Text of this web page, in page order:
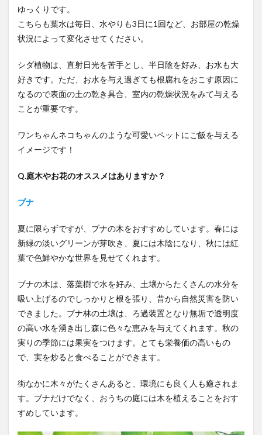
ゆっくりです。
こちらも葉水は毎日、水やりも3日に1回など、お部屋の乾燥
状況によって変化させてください。
シダ植物は、直射日光を苦手とし、半日陰を好み、お水も大
好きです。ただ、お水を与え過ぎても根腐れをおこす原因に
なるので表面の土の乾き具合、室内の乾燥状況をみて与える
ことが重要です。
ワンちゃんネコちゃんのような可愛いペットにご飯を与える
イメージです！
Q.庭木やお花のオススメはありますか？
ブナ
夏に限らずですが、ブナの木をおすすめしています。春には
新緑の淡いグリーンが芽吹き、夏には木陰になり、秋には紅
葉で色鮮やかな世界を見せてくれます。
ブナの木は、落葉樹で水を好み、土壌からたくさんの水分を
吸い上げるのでしっかりと根を張り、昔から自然災害を防い
できました。ブナ林の土壌は、ろ過装置となり無垢で透明度
の高い水を湧き出し森に色々な恵みを与えてくれます。秋の
実りの季節には果実をつけます。とても栄養価の高いもの
で、実を炒ると食べることができます。
街なかに木々がたくさんあると、環境にも良く人も癒されま
す。ブナだけでなく、おうちの庭には木を植えることをおす
すめしています。